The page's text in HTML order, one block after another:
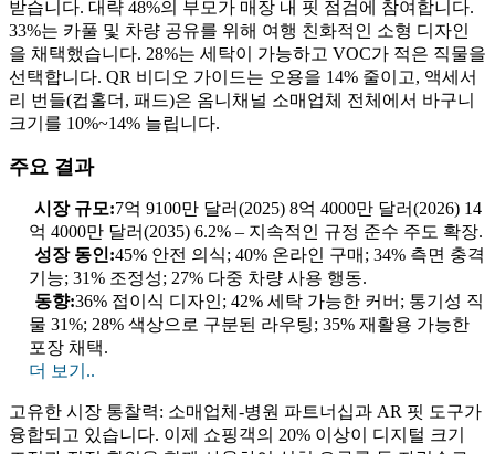
받습니다. 대략 48%의 부모가 매장 내 핏 점검에 참여합니다.
33%는 카풀 및 차량 공유를 위해 여행 친화적인 소형 디자인
을 채택했습니다. 28%는 세탁이 가능하고 VOC가 적은 직물을
선택합니다. QR 비디오 가이드는 오용을 14% 줄이고, 액세서
리 번들(컵홀더, 패드)은 옴니채널 소매업체 전체에서 바구니
크기를 10%~14% 늘립니다.
주요 결과
시장 규모:7억 9100만 달러(2025) 8억 4000만 달러(2026) 14
억 4000만 달러(2035) 6.2% – 지속적인 규정 준수 주도 확장.
성장 동인:45% 안전 의식; 40% 온라인 구매; 34% 측면 충격
기능; 31% 조정성; 27% 다중 차량 사용 행동.
동향:36% 접이식 디자인; 42% 세탁 가능한 커버; 통기성 직
물 31%; 28% 색상으로 구분된 라우팅; 35% 재활용 가능한
포장 채택.
더 보기..
고유한 시장 통찰력: 소매업체-병원 파트너십과 AR 핏 도구가
융합되고 있습니다. 이제 쇼핑객의 20% 이상이 디지털 크기